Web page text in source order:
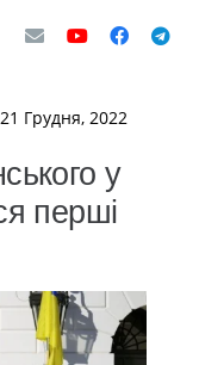
Грудня, 2022
у
перші